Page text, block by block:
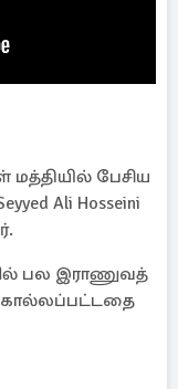
பேசிய
Ali Hosseini
பல இராணுவத்